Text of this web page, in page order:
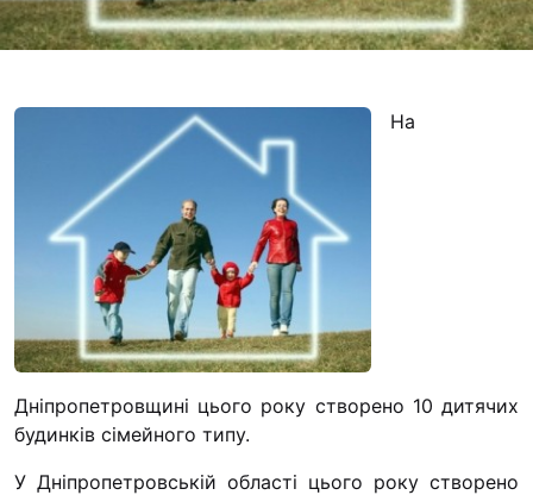
Альтернатива
Чемпіонат з міні-
Як допомогти
Підтримати сім’ю
Юричко
“#Усинови_ТИ”
На
Дніпропетровщині цього року створено 10 дитячих
будинків сімейного типу.
У Дніпропетровській області цього року створено